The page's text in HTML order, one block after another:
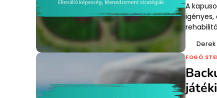
A
FOGÓ